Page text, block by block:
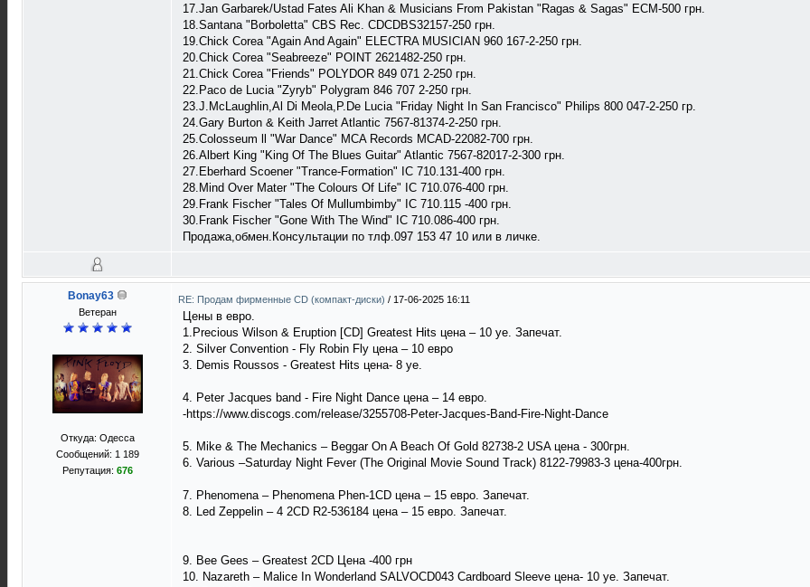
17.Jan Garbarek/Ustad Fates Ali Khan & Musicians From Pakistan "Ragas & Sagas" ECM-500 грн.
18.Santana "Borboletta" CBS Rec. CDCDBS32157-250 грн.
19.Chick Corea "Again And Again" ELECTRA MUSICIAN 960 167-2-250 грн.
20.Chick Corea "Seabreeze" POINT 2621482-250 грн.
21.Chick Corea "Friends" POLYDOR 849 071 2-250 грн.
22.Paco de Lucia "Zyryb" Polygram 846 707 2-250 грн.
23.J.McLaughlin,Al Di Meola,P.De Lucia "Friday Night In San Francisco" Philips 800 047-2-250 гр.
24.Gary Burton & Keith Jarret Atlantic 7567-81374-2-250 грн.
25.Colosseum ll "War Dance" MCA Records MCAD-22082-700 грн.
26.Albert King "King Of The Blues Guitar" Atlantic 7567-82017-2-300 грн.
27.Eberhard Scoener "Trance-Formation" IC 710.131-400 грн.
28.Mind Over Mater "The Colours Of Life" IC 710.076-400 грн.
29.Frank Fischer "Tales Of Mullumbimby" IC 710.115 -400 грн.
30.Frank Fischer "Gone With The Wind" IC 710.086-400 грн.
Продажа,обмен.Консультации по тлф.097 153 47 10 или в личке.
Bonay63
Ветеран
Откуда: Одесса
Сообщений: 1 189
Репутация: 676
RE: Продам фирменные CD (компакт-диски) / 17-06-2025 16:11
Цены в евро.
1.Precious Wilson & Eruption [CD] Greatest Hits цена – 10 уе. Запечат.
2. Silver Convention - Fly Robin Fly цена – 10 евро
3. Demis Roussos - Greatest Hits цена- 8 уе.
4. Peter Jacques band - Fire Night Dance цена – 14 евро.
-https://www.discogs.com/release/3255708-Peter-Jacques-Band-Fire-Night-Dance
5. Mike & The Mechanics – Beggar On A Beach Of Gold 82738-2 USA цена - 300грн.
6. Various –Saturday Night Fever (The Original Movie Sound Track) 8122-79983-3 цена-400грн.
7. Phenomena – Phenomena Phen-1CD цена – 15 евро. Запечат.
8. Led Zeppelin – 4 2CD R2-536184 цена – 15 евро. Запечат.
9. Bee Gees – Greatest 2CD Цена -400 грн
10. Nazareth – Malice In Wonderland SALVOCD043 Cardboard Sleeve цена- 10 уе. Запечат.